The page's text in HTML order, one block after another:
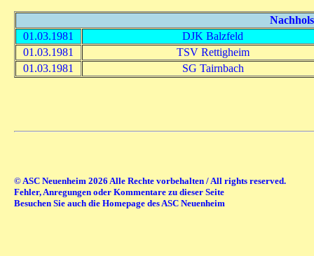
01.03.1981
DJK Balzfeld
01.03.1981
TSV Rettigheim
01.03.1981
SG Tairnbach
© ASC Neuenheim 2026 Alle Rechte vorbehalten / All rights reserved.
Fehler, Anregungen oder Kommentare zu dieser Seite
Besuchen Sie auch die Homepage des ASC Neuenheim